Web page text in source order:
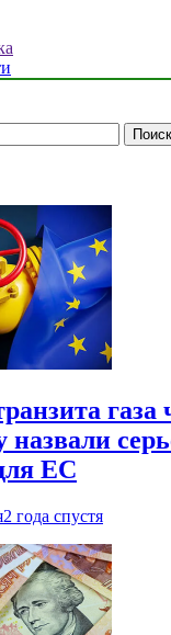
газа
назвали
ЕС
2 года спустя